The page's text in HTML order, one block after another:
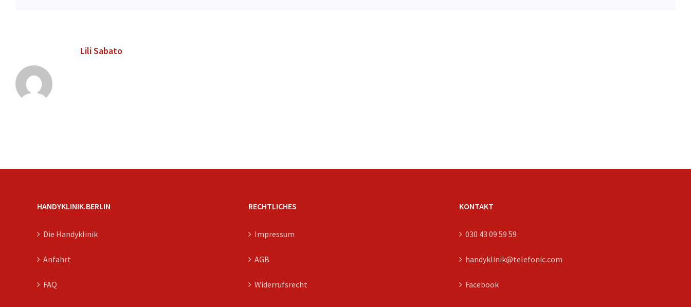
Lili Sabato
HANDYKLINIK.BERLIN
Die Handyklinik
Anfahrt
FAQ
RECHTLICHES
Impressum
AGB
Widerrufsrecht
KONTAKT
030 43 09 59 59
handyklinik@telefonic.com
Facebook